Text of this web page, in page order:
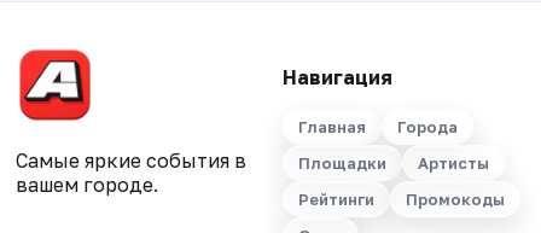
Самые яркие события в
вашем городе.
Навигация
Главная
Города
Площадки
Артисты
Рейтинги
Промокоды